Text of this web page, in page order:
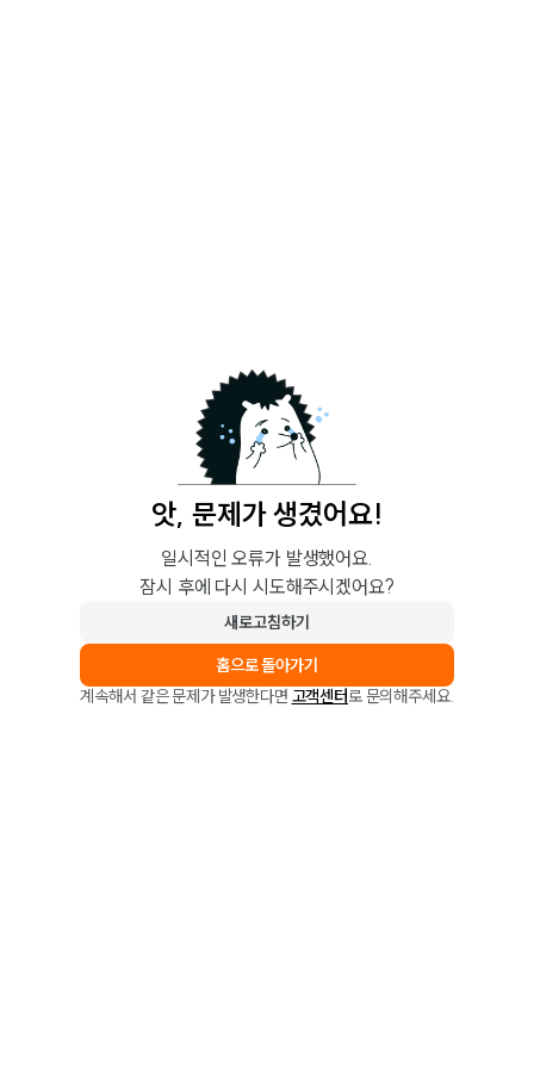
앗, 문제가 생겼어요!
일시적인 오류가 발생했어요.
잠시 후에 다시 시도해주시겠어요?
새로고침하기
홈으로 돌아가기
계속해서 같은 문제가 발생한다면 고객센터로 문의해주세요.